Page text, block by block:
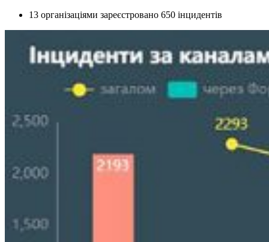
13 організаціями зареєстровано 650 інцидентів